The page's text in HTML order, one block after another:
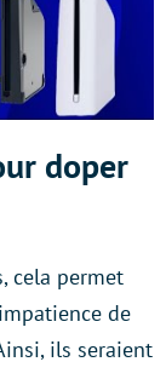
doper
cela permet
de
ils seraient